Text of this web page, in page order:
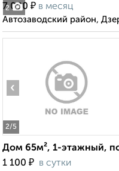
2
7 000 ₽ в месяц
Автозаводский район,
2/5
‹
Дом 65м², 1-этажный,
1 100 ₽ в сутки